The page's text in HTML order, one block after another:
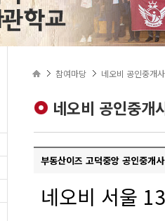
참여마당 네오비 공인중개
네오비 공인중개
부동산이즈 고덕중앙 공인중개
네오비 서울